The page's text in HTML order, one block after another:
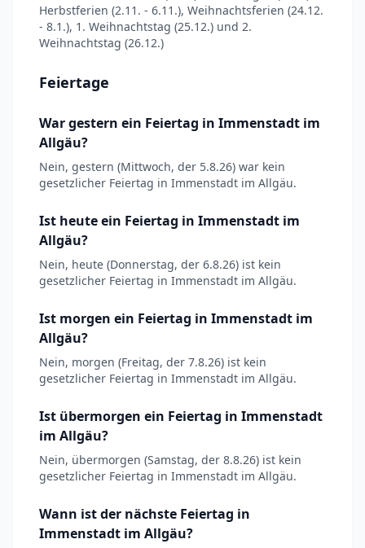
Herbstferien (2.11. - 6.11.), Weihnachtsferien (24.12.
- 8.1.), 1. Weihnachtstag (25.12.) und 2.
Weihnachtstag (26.12.)
Feiertage
War gestern ein Feiertag in Immenstadt im
Allgäu?
Nein, gestern (Mittwoch, der 5.8.26) war kein
gesetzlicher Feiertag in Immenstadt im Allgäu.
Ist heute ein Feiertag in Immenstadt im
Allgäu?
Nein, heute (Donnerstag, der 6.8.26) ist kein
gesetzlicher Feiertag in Immenstadt im Allgäu.
Ist morgen ein Feiertag in Immenstadt im
Allgäu?
Nein, morgen (Freitag, der 7.8.26) ist kein
gesetzlicher Feiertag in Immenstadt im Allgäu.
Ist übermorgen ein Feiertag in Immenstadt
im Allgäu?
Nein, übermorgen (Samstag, der 8.8.26) ist kein
gesetzlicher Feiertag in Immenstadt im Allgäu.
Wann ist der nächste Feiertag in
Immenstadt im Allgäu?